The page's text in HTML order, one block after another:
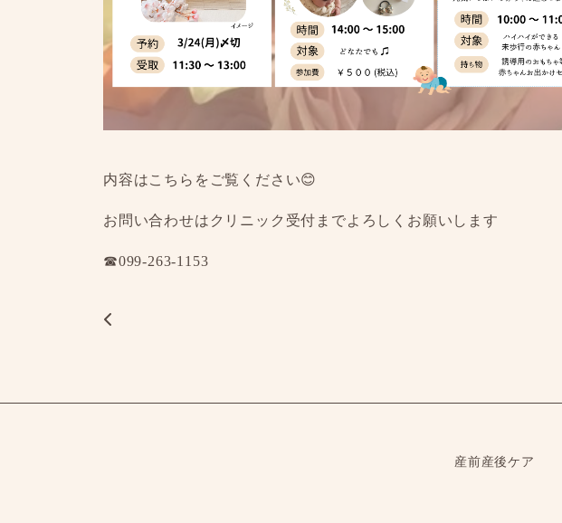
内容はこちらをご覧ください😊
お問い合わせはクリニック受付までよろしくお願いします
☎︎099-263-1153
産前産後ケア